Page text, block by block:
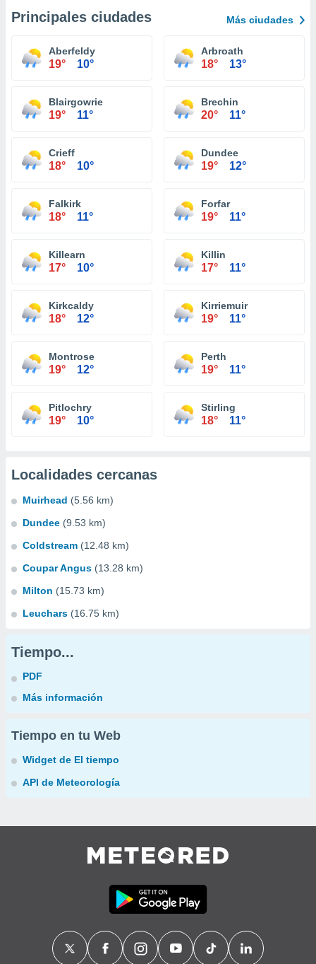
Principales ciudades Más ciudades
Aberfeldy
19° 10°
Arbroath
18° 13°
Blairgowrie
19° 11°
Brechin
20° 11°
Crieff
18° 10°
Dundee
19° 12°
Falkirk
18° 11°
Forfar
19° 11°
Killearn
17° 10°
Killin
17° 11°
Kirkcaldy
18° 12°
Kirriemuir
19° 11°
Montrose
19° 12°
Perth
19° 11°
Pitlochry
19° 10°
Stirling
18° 11°
Localidades cercanas
Muirhead (5.56 km)
Dundee (9.53 km)
Coldstream (12.48 km)
Coupar Angus (13.28 km)
Milton (15.73 km)
Leuchars (16.75 km)
Tiempo...
PDF
Más información
Tiempo en tu Web
Widget de El tiempo
API de Meteorología